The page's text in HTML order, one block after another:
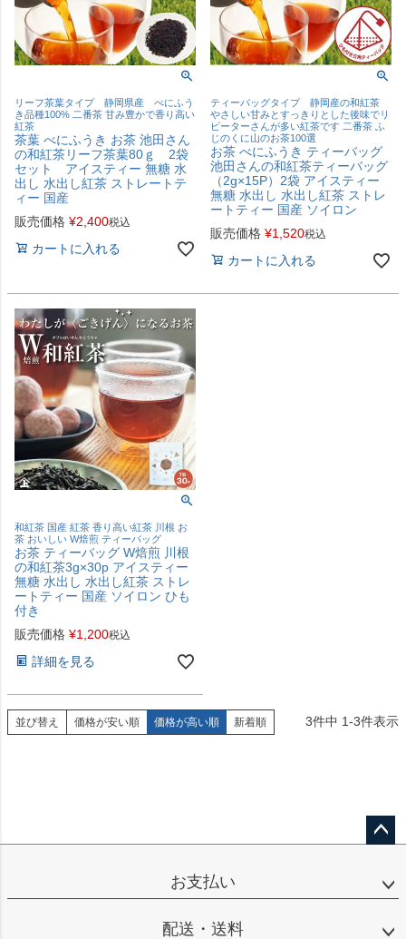
リーフ茶葉タイプ 静岡県産 べにふう
き品種100% 二番茶 甘み豊かで香り高い
紅茶
茶葉 べにふうき お茶 池田さん
の和紅茶リーフ茶葉80ｇ 2袋
セット アイスティー 無糖 水
出し 水出し紅茶 ストレートテ
ィー 国産
販売価格 ¥2,400税込
カートに入れる
ティーバッグタイプ 静岡産の和紅茶
やさしい甘みとすっきりとした後味でリ
ピーターさんが多い紅茶です 二番茶 ふ
じのくに山のお茶100選
お茶 べにふうき ティーバッグ
池田さんの和紅茶ティーバッグ
（2g×15P）2袋 アイスティー
無糖 水出し 水出し紅茶 ストレ
ートティー 国産 ソイロン
販売価格 ¥1,520税込
カートに入れる
和紅茶 国産 紅茶 香り高い紅茶 川根 お
茶 おいしい W焙煎 ティーバッグ
お茶 ティーバッグ W焙煎 川根
の和紅茶3g×30p アイスティー
無糖 水出し 水出し紅茶 ストレ
ートティー 国産 ソイロン ひも
付き
販売価格 ¥1,200税込
詳細を見る
並び替え 価格が安い順 価格が高い順 新着順 3件中 1-3件表示
ップ
お支払い
配送・送料